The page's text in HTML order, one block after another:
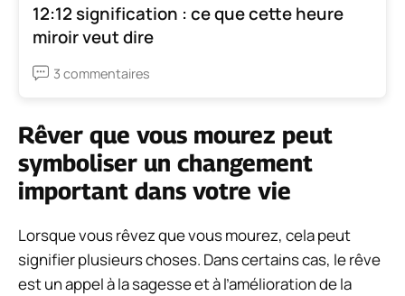
12:12 signification : ce que cette heure
miroir veut dire
3 commentaires
Rêver que vous mourez peut
symboliser un changement
important dans votre vie
Lorsque vous rêvez que vous mourez, cela peut
signifier plusieurs choses. Dans certains cas, le rêve
est un appel à la sagesse et à l’amélioration de la